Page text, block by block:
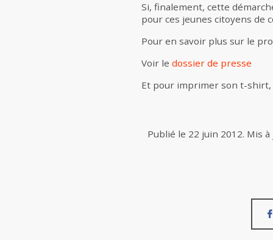
Si, finalement, cette
pour ces jeunes citoyens de
Pour en savoir plus sur le
Voir le dossier de presse
Et pour imprimer son t-
Publié le 22 juin 2012. Mis